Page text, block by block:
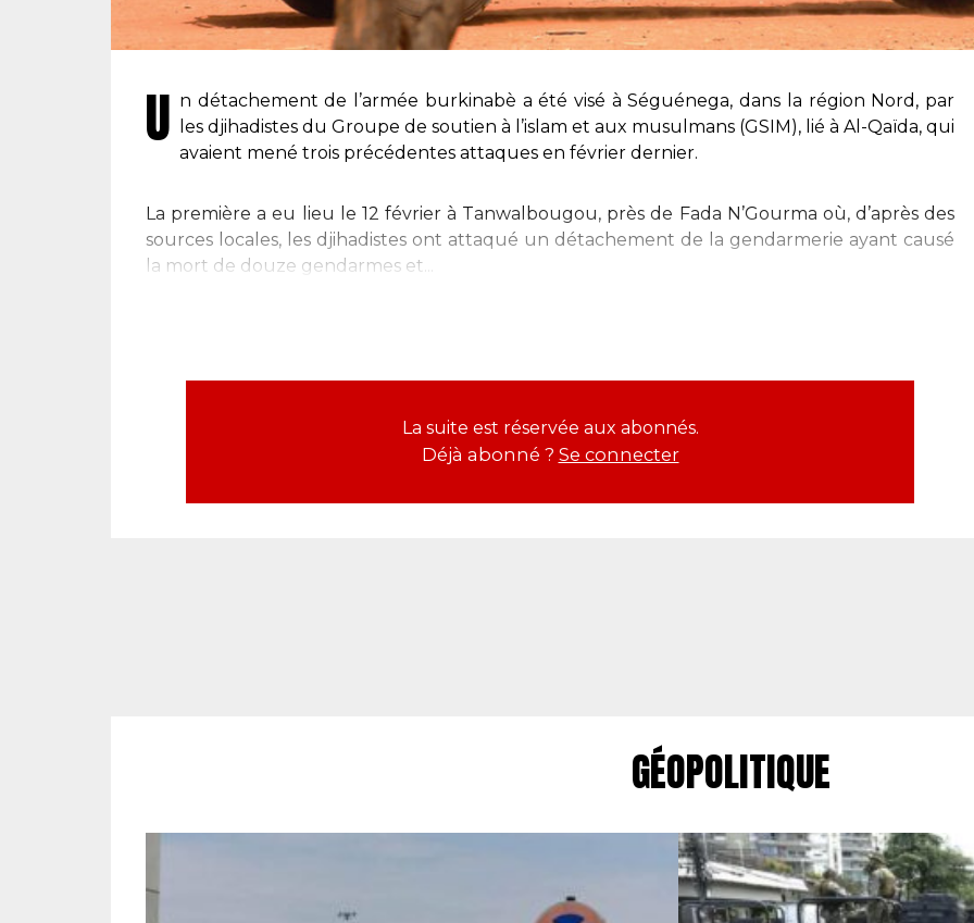
U n détachement de l’armée burkinabè a été visé à Séguénega, dans la région Nord, par
les djihadistes du Groupe de soutien à l’islam et aux musulmans (GSIM), lié à Al-Qaïda, qui
avaient mené trois précédentes attaques en février dernier.
La première a eu lieu le 12 février à Tanwalbougou, près de Fada N’Gourma où, d’après des
sources locales, les djihadistes ont attaqué un détachement de la gendarmerie ayant causé
la mort de douze gendarmes et...
La suite est réservée aux abonnés.
Déjà abonné ? Se connecter
GÉOPOLITIQUE